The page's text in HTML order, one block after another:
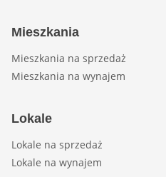
Mieszkania
Mieszkania na sprzedaż
Mieszkania na wynajem
Lokale
Lokale na sprzedaż
Lokale na wynajem